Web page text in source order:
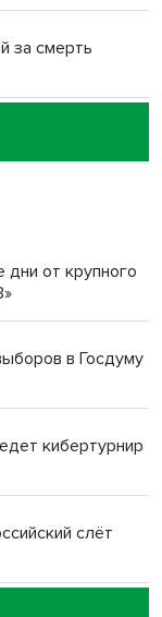
за смерть
смерть
селе лошади
в топ-16
дни от крупного
в Госдуму
кибертурнир
слёт